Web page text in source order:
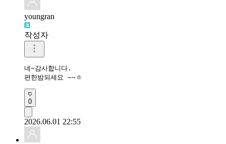
youngran
작성자
네~감사합니다.
편한밤되세요 ~~ㅎ
0
2026.06.01 22:55